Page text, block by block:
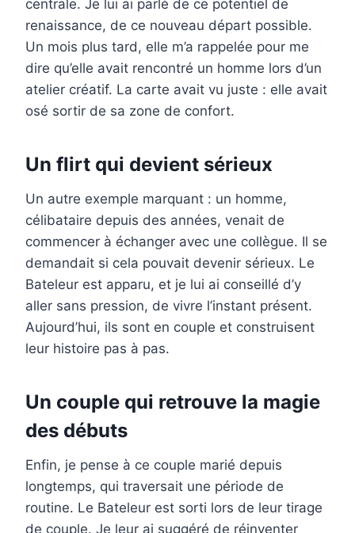
centrale. Je lui ai parlé de ce potentiel de
renaissance, de ce nouveau départ possible.
Un mois plus tard, elle m’a rappelée pour me
dire qu’elle avait rencontré un homme lors d’un
atelier créatif. La carte avait vu juste : elle avait
osé sortir de sa zone de confort.
Un flirt qui devient sérieux
Un autre exemple marquant : un homme,
célibataire depuis des années, venait de
commencer à échanger avec une collègue. Il se
demandait si cela pouvait devenir sérieux. Le
Bateleur est apparu, et je lui ai conseillé d’y
aller sans pression, de vivre l’instant présent.
Aujourd’hui, ils sont en couple et construisent
leur histoire pas à pas.
Un couple qui retrouve la magie
des débuts
Enfin, je pense à ce couple marié depuis
longtemps, qui traversait une période de
routine. Le Bateleur est sorti lors de leur tirage
de couple. Je leur ai suggéré de réinventer